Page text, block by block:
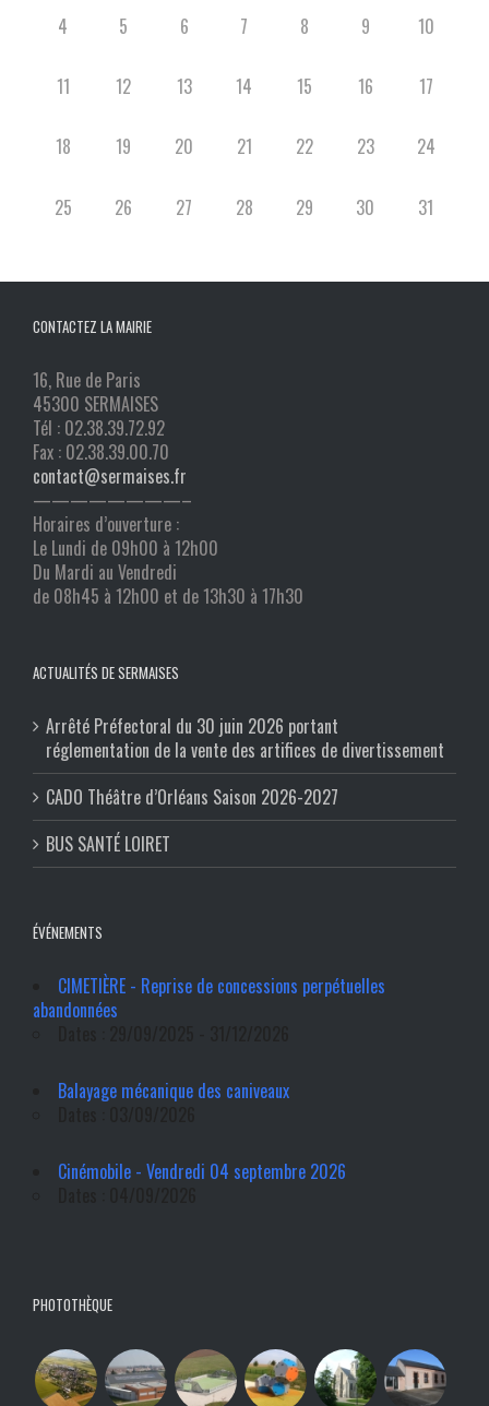
4 5 6 7 8 9 10
11 12 13 14 15 16 17
18 19 20 21 22 23 24
25 26 27 28 29 30 31
CONTACTEZ LA MAIRIE
16, Rue de Paris
45300 SERMAISES
Tél : 02.38.39.72.92
Fax : 02.38.39.00.70
contact@sermaises.fr
————————–
Horaires d’ouverture :
Le Lundi de 09h00 à 12h00
Du Mardi au Vendredi
de 08h45 à 12h00 et de 13h30 à 17h30
ACTUALITÉS DE SERMAISES
Arrêté Préfectoral du 30 juin 2026 portant
réglementation de la vente des artifices de divertissement
CADO Théâtre d’Orléans Saison 2026-2027
BUS SANTÉ LOIRET
ÉVÉNEMENTS
CIMETIÈRE - Reprise de concessions perpétuelles
abandonnées
Balayage mécanique des caniveaux
Cinémobile - Vendredi 04 septembre 2026
PHOTOTHÈQUE